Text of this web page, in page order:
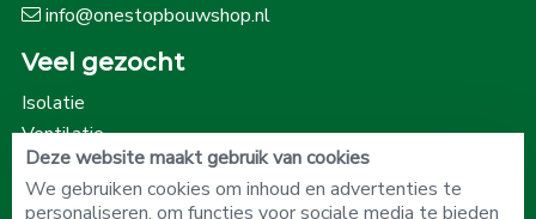
info@onestopbouwshop.nl
Veel gezocht
Isolatie
Ventilatie
Onze beoordelingen
Deze website maakt gebruik van cookies
We gebruiken cookies om inhoud en advertenties te
personaliseren, om functies voor sociale media te bieden